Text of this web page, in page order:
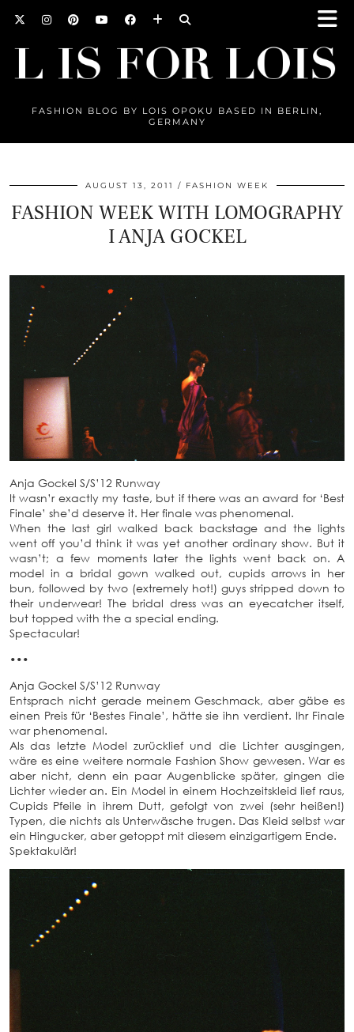
FASHION BLOG BY LOIS OPOKU BASED IN BERLIN,
GERMANY
AUGUST 13, 2011 FASHION WEEK
FASHION WEEK WITH LOMOGRAPHY
I ANJA GOCKEL
Anja Gockel S/S’12 Runway
It wasn’r exactly my taste, but if there was an award for ‘Best
Finale’ she’d deserve it. Her finale was phenomenal.
When the last girl walked back backstage and the lights
went off you’d think it was yet another ordinary show. But it
wasn’t; a few moments later the lights went back on. A
model in a bridal gown walked out, cupids arrows in her
bun, followed by two (extremely hot!) guys stripped down to
their underwear! The bridal dress was an eyecatcher itself,
but topped with the a special ending.
Spectacular!
•••
Anja Gockel S/S’12 Runway
Entsprach nicht gerade meinem Geschmack, aber gäbe es
einen Preis für ‘Bestes Finale’, hätte sie ihn verdient. Ihr Finale
war phenomenal.
Als das letzte Model zurücklief und die Lichter ausgingen,
wäre es eine weitere normale Fashion Show gewesen. War es
aber nicht, denn ein paar Augenblicke später, gingen die
Lichter wieder an. Ein Model in einem Hochzeitskleid lief raus,
Cupids Pfeile in ihrem Dutt, gefolgt von zwei (sehr heißen!)
Typen, die nichts als Unterwäsche trugen. Das Kleid selbst war
ein Hingucker, aber getoppt mit diesem einzigartigem Ende.
Spektakulär!